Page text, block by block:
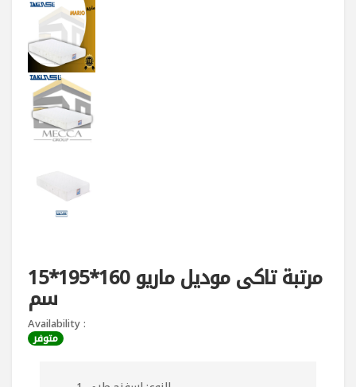
مرتبة تاكى موديل ماريو 160*195*15
سم
Availability :
متوفر